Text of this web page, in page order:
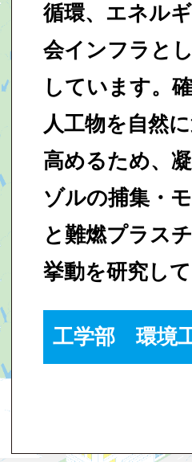
循環、エネル
会インフラと
しています。
人工物を自然
高めるため、
ゾルの捕集・
と難燃プラス
挙動を研究して
工学部 環境